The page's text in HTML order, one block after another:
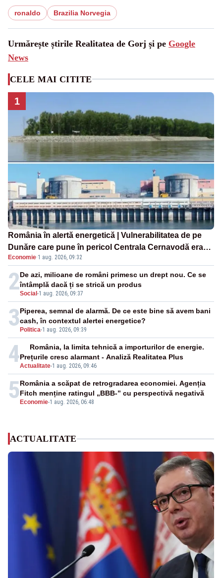
ronaldo Brazilia Norvegia
Urmărește știrile Realitatea de Gorj și pe Google
News
CELE MAI CITITE
1
România în alertă energetică | Vulnerabilitatea de pe
Dunăre care pune în pericol Centrala Cernavodă era
cunoscută de pe vremea lui Ceaușescu
Economie·1 aug. 2026, 09:32
2Social -1 aug. 2026, 09:37
De azi, milioane de români primesc un drept nou. Ce se
întâmplă dacă ți se strică un produs
3 Politica-1 aug. 2026, 09:39
Piperea, semnal de alarmă. De ce este bine să avem bani
cash, în contextul alertei energetice?
4Actualitate-1 aug. 2026, 09:46
România, la limita tehnică a importurilor de energie.
Prețurile cresc alarmant - Analiză Realitatea Plus
5 Economie-1 aug. 2026, 06:48
România a scăpat de retrogradarea economiei. Agenția
Fitch menține ratingul „BBB-” cu perspectivă negativă
ACTUALITATE